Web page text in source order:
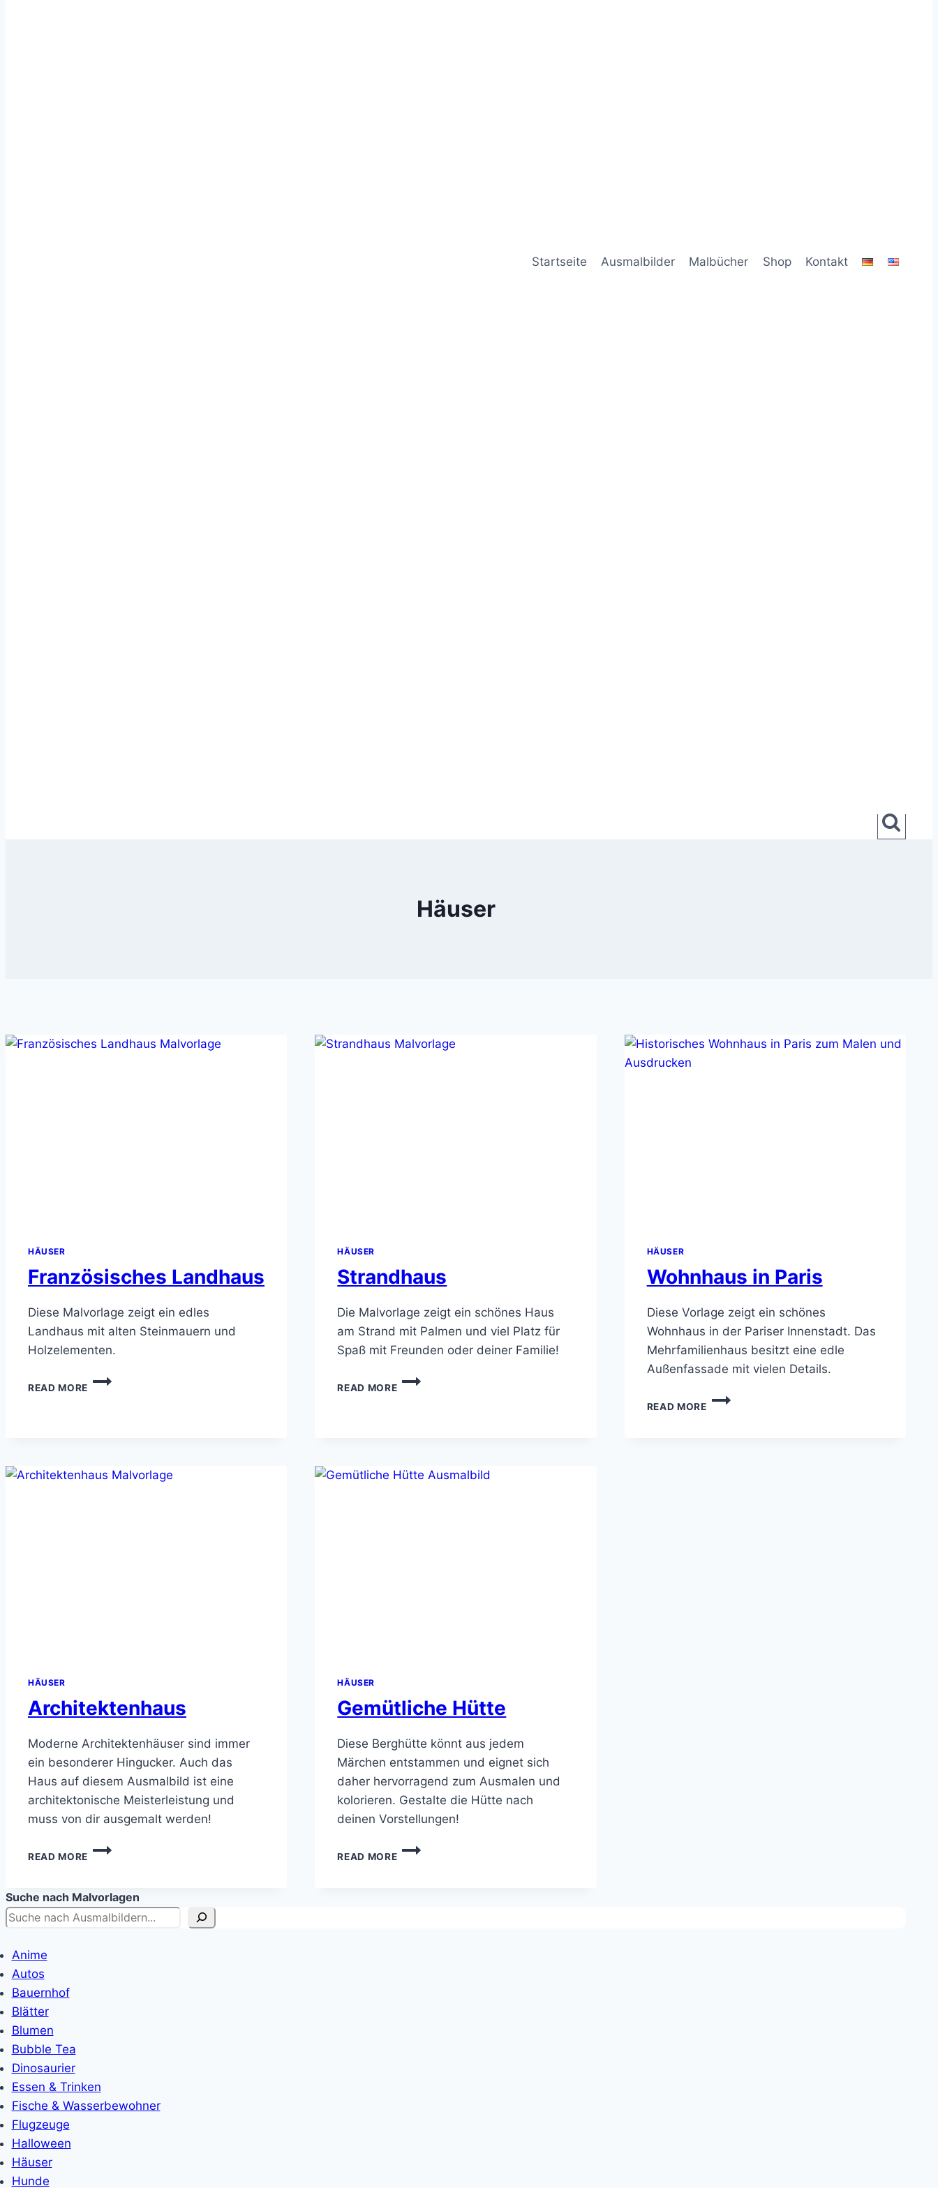
Startseite Ausmalbilder Malbücher Shop Kontakt
Häuser
HÄUSER
Französisches Landhaus
Diese Malvorlage zeigt ein edles
Landhaus mit alten Steinmauern und
Holzelementen.
READ MORE
FRANZÖSISCHES
HÄUSER
Strandhaus
Die Malvorlage zeigt ein schönes Haus
am Strand mit Palmen und viel Platz für
Spaß mit Freunden oder deiner Familie!
READ MORE
STRANDHAUS
HÄUSER
Wohnhaus in Paris
Diese Vorlage zeigt ein schönes
Wohnhaus in der Pariser Innenstadt. Das
Mehrfamilienhaus besitzt eine edle
Außenfassade mit vielen Details.
READ MORE
WOHNHAUS
IN
HÄUSER
Architektenhaus
Moderne Architektenhäuser sind immer
ein besonderer Hingucker. Auch das
Haus auf diesem Ausmalbild ist eine
architektonische Meisterleistung und
muss von dir ausgemalt werden!
READ MORE
ARCHITEKTENHAUS
HÄUSER
Gemütliche Hütte
Diese Berghütte könnt aus jedem
Märchen entstammen und eignet sich
daher hervorragend zum Ausmalen und
kolorieren. Gestalte die Hütte nach
deinen Vorstellungen!
READ MORE
GEMÜTLICHE
HÜTTE
Suche nach Malvorlagen
Anime
Autos
Bauernhof
Blätter
Blumen
Bubble Tea
Dinosaurier
Essen & Trinken
Fische & Wasserbewohner
Flugzeuge
Halloween
Häuser
Hunde